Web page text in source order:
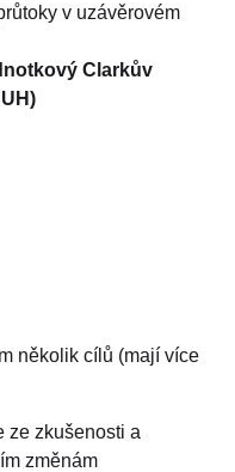
v uzávěrovém
Clarkův
několik cílů (mají více
ze zkušenosti a
změnám